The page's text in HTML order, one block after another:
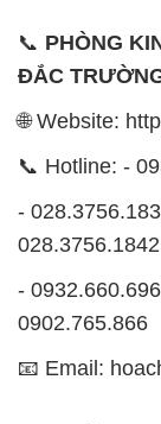
📞 PHÒNG
ĐẮC
🌐 Website:
📞 Hotline: -
-
028.3756.1842
-
0902.765.866
📧 Email: